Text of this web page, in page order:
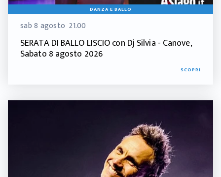
DANZA E BALLO
sab 8 agosto 21.00
SERATA DI BALLO LISCIO con Dj Silvia - Canove,
Sabato 8 agosto 2026
SCOPRI